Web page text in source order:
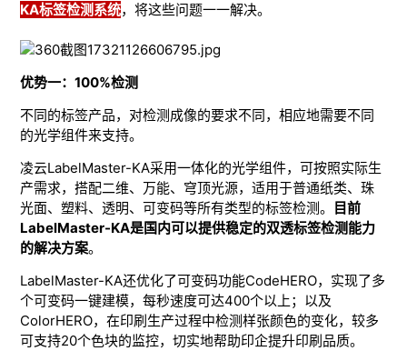
KA标签检测系统，将这些问题一一解决。
优势一：100%检测
不同的标签产品，对检测成像的要求不同，相应地需要不同
的光学组件来支持。
凌云LabelMaster-KA采用一体化的光学组件，可按照实际生
产需求，搭配二维、万能、穹顶光源，适用于普通纸类、珠
光面、塑料、透明、可变码等所有类型的标签检测。
目前
LabelMaster-KA是国内可以提供稳定的双透标签检测能力
的解决方案。
LabelMaster-KA还优化了可变码功能CodeHERO，实现了多
个可变码一键建模，每秒速度可达400个以上；以及
ColorHERO，在印刷生产过程中检测样张颜色的变化，较多
可支持20个色块的监控，切实地帮助印企提升印刷品质。